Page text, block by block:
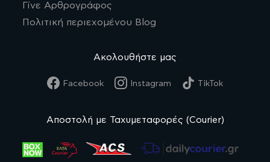
Γίνε Αρθρογράφος
Πολιτική περιεχομένου Blog
Ακολουθήστε μας
Facebook Instagram TikTok
Αποστολή με Ταχυμεταφορές (Courier)